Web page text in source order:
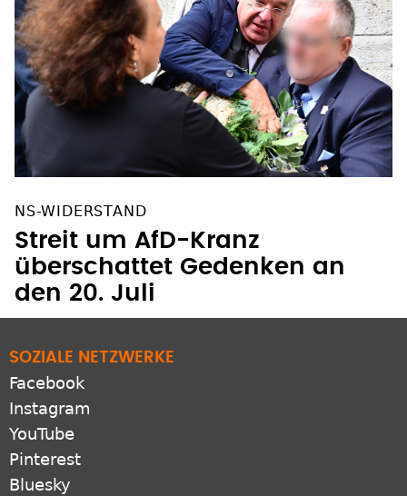
NS-WIDERSTAND
Streit um AfD-Kranz
überschattet Gedenken an
den 20. Juli
SOZIALE NETZWERKE
Facebook
Instagram
YouTube
Pinterest
Bluesky